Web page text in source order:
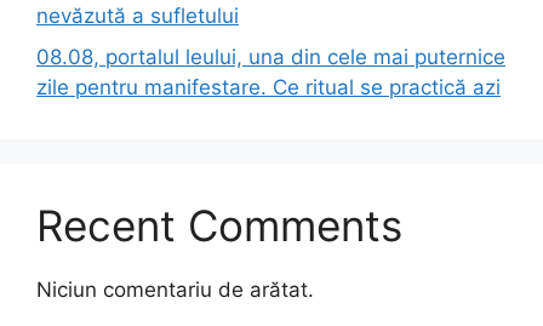
nevăzută a sufletului
08.08, portalul leului, una din cele mai puternice
zile pentru manifestare. Ce ritual se practică azi
Recent Comments
Niciun comentariu de arătat.